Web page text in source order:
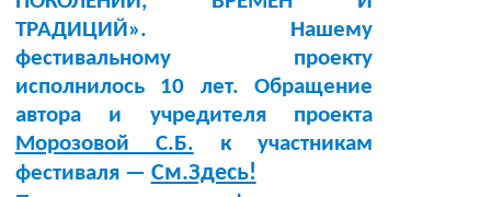
ТРАДИЦИЙ». Нашему
фестивальному проекту
исполнилось 10 лет. Обращение
автора и учредителя проекта
Морозовой С.Б. к участникам
фестиваля — См.Здесь!